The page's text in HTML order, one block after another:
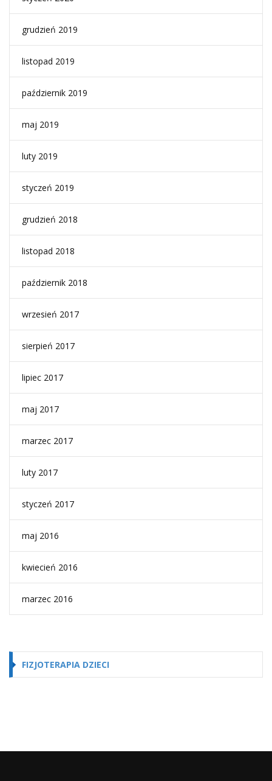
grudzień 2019
listopad 2019
październik 2019
maj 2019
luty 2019
styczeń 2019
grudzień 2018
listopad 2018
październik 2018
wrzesień 2017
sierpień 2017
lipiec 2017
maj 2017
marzec 2017
luty 2017
styczeń 2017
maj 2016
kwiecień 2016
marzec 2016
FIZJOTERAPIA DZIECI